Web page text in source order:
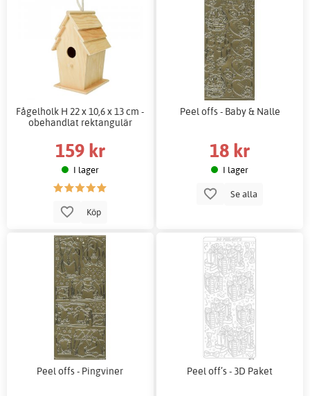
Fågelholk H 22 x 10,6 x 13 cm -
obehandlat rektangulär
159 kr
I lager
Köp
Peel offs - Baby & Nalle
18 kr
I lager
Se alla
Peel offs - Pingviner Peel off’s - 3D Paket